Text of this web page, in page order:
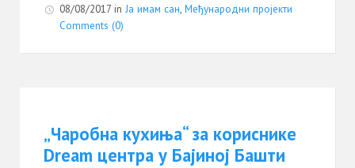
08/08/2017 in Ја имам сан, Међународни пројекти
Comments (0)
„Чаробна кухиња“ за кориснике
Dream центра у Бајиној Башти